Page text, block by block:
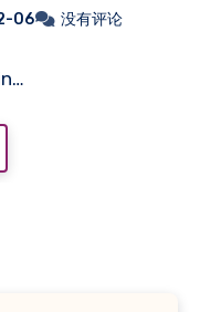
06 没有评论